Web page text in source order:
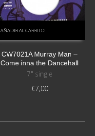
AÑADIR AL CARRITO
CW7021A Murray Man –
Come inna the Dancehall
7" single
€7,00